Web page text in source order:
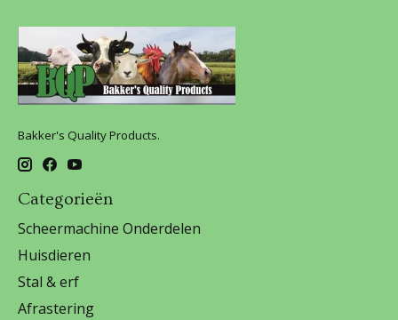
Bakker's Quality Products.
Categorieën
Scheermachine Onderdelen
Huisdieren
Stal & erf
Afrastering